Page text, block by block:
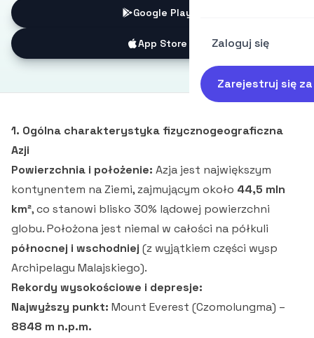
Zaloguj się
Zarejestruj się
Google Play
App Store
1. Ogólna charakterystyka fizycznogeograficzna
Azji
Powierzchnia i położenie: Azja jest największym
kontynentem na Ziemi, zajmującym około 44,5 mln
km², co stanowi blisko 30% lądowej powierzchni
globu. Położona jest niemal w całości na półkuli
północnej i wschodniej (z wyjątkiem części wysp
Archipelagu Malajskiego).
Rekordy wysokościowe i depresje:
Najwyższy punkt: Mount Everest (Czomolungma) –
8848 m n.p.m.